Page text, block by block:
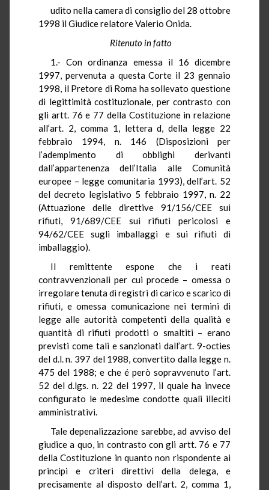
udito nella camera di consiglio del 28 ottobre
1998 il Giudice relatore Valerio Onida.
Ritenuto in fatto
1.- Con ordinanza emessa il 16 dicembre
1997, pervenuta a questa Corte il 23 gennaio
1998, il Pretore di Roma ha sollevato questione
di legittimità costituzionale, per contrasto con
gli artt. 76 e 77 della Costituzione in relazione
all’art. 2, comma 1, lettera d, della legge 22
febbraio 1994, n. 146 (Disposizioni per
l’adempimento di obblighi derivanti
dall’appartenenza dell’Italia alle Comunità
europee – legge comunitaria 1993), dell’art. 52
del decreto legislativo 5 febbraio 1997, n. 22
(Attuazione delle direttive 91/156/CEE sui
rifiuti, 91/689/CEE sui rifiuti pericolosi e
94/62/CEE sugli imballaggi e sui rifiuti di
imballaggio).
Il remittente espone che i reati
contravvenzionali per cui procede – omessa o
irregolare tenuta di registri di carico e scarico di
rifiuti, e omessa comunicazione nei termini di
legge alle autorità competenti della qualità e
quantità di rifiuti prodotti o smaltiti – erano
previsti come tali e sanzionati dall’art. 9-octies
del d.l. n. 397 del 1988, convertito dalla legge n.
475 del 1988; e che é però sopravvenuto l’art.
52 del d.lgs. n. 22 del 1997, il quale ha invece
configurato le medesime condotte quali illeciti
amministrativi.
Tale depenalizzazione sarebbe, ad avviso del
giudice a quo, in contrasto con gli artt. 76 e 77
della Costituzione in quanto non rispondente ai
principi e criteri direttivi della delega, e
precisamente al disposto dell’art. 2, comma 1,